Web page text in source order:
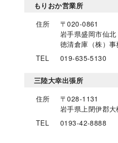
もりおか営業所
住所
〒020-0861
岩手県盛岡市仙
徳清倉庫（株）
TEL
019-635-5130
三陸大幸出張所
住所
〒028-1131
岩手県上閉伊郡
TEL
0193-42-8888